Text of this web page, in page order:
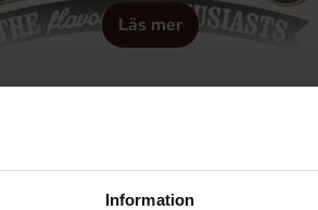
Information
Läs mer
sig på ett urval av både malt